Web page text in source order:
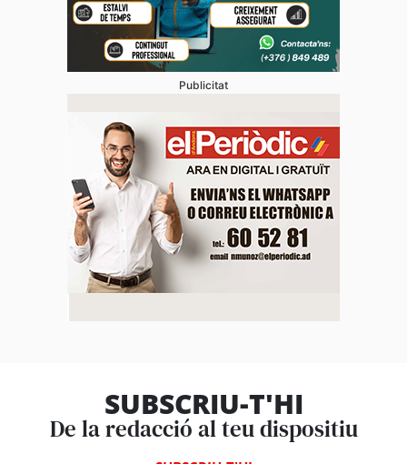
Publicitat
SUBSCRIU-T'HI
De la redacció al teu dispositiu